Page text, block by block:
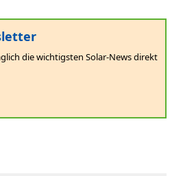
die wichtigsten Solar-News direkt